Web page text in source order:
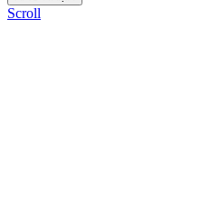
Scroll